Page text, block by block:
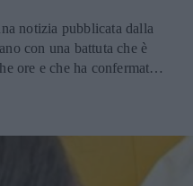
notizia pubblicata dalla
con una battuta che è
ore e che ha confermato
dai suoi fan.